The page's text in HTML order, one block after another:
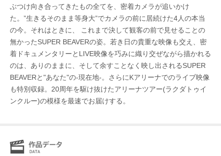
ぶつけ向き合ってきたもの全てを、密着カメラが追いかけ
た。”生きるそのまま等身大”でカメラの前に居続けた4人の本当
の今。それはときに、 これまで決して観客の前で見せることの
無かったSUPER BEAVERの姿。若き日の貴重な映像も交え、密
着ドキュメンタリーとLIVE映像を巧みに織り交ぜながら描かれる
のは、ありのままに、そして余すことなく映し出されるSUPER
BEAVERと"あなた"の-現在地-。さらにKアリーナでのライブ映像
も特別収録。20周年を駆け抜けたアリーナツアー(ラクダトゥイ
ンクルー)の模様を最速でお届けする。